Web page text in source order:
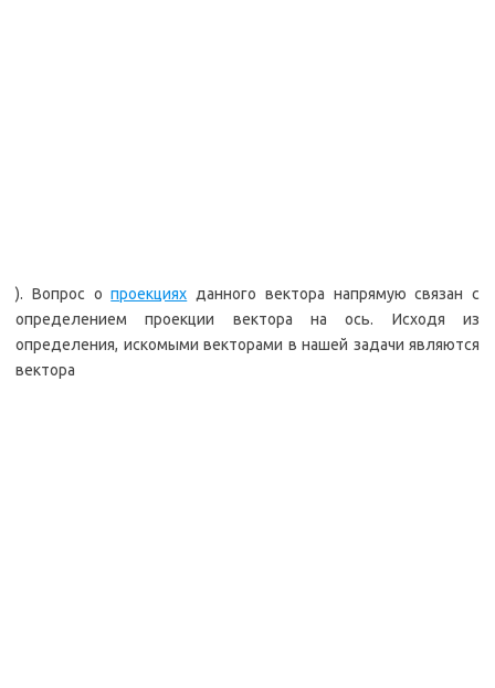
). Вопрос опроекциях данного вектора напрямую связан с
определением проекции вектора на ось. Исходя из
определения, искомыми векторами в нашей задачи являются
вектора